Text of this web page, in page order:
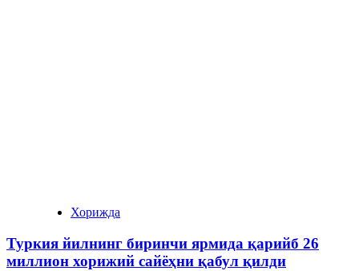
Хорижда
Туркия йилнинг биринчи ярмида қарийб 26
миллион хорижий сайёҳни қабул қилди